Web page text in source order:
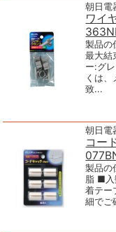
朝日電
ワイ
製品
最大
ー:グ
くは
致...
朝日電
コー
製品の
脂 ■入
着テー
細でご